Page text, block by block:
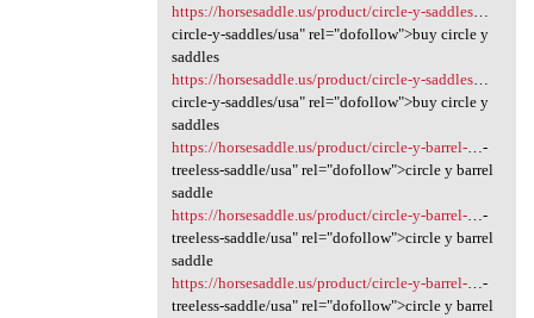
https://horsesaddle.us/product/circle-y-saddles…
circle-y-saddles/usa" rel="dofollow">buy circle y
saddles
https://horsesaddle.us/product/circle-y-saddles…
circle-y-saddles/usa" rel="dofollow">buy circle y
saddles
https://horsesaddle.us/product/circle-y-barrel-…-
treeless-saddle/usa" rel="dofollow">circle y barrel
saddle
https://horsesaddle.us/product/circle-y-barrel-…-
treeless-saddle/usa" rel="dofollow">circle y barrel
saddle
https://horsesaddle.us/product/circle-y-barrel-…-
treeless-saddle/usa" rel="dofollow">circle y barrel